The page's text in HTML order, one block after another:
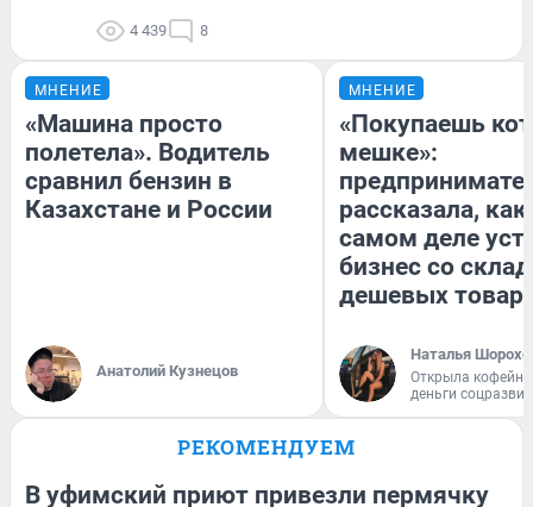
4 439 8
МНЕНИЕ
«Машина просто
полетела». Водитель
сравнил бензин в
Казахстане и России
Анатолий Кузнецов
МНЕНИЕ
«Покупаешь
мешке»:
рассказала, как
самом деле
бизнес со
дешевых
Наталья
Открыла
деньги
РЕКОМЕНДУЕМ
В уфимский приют привезли пермячку